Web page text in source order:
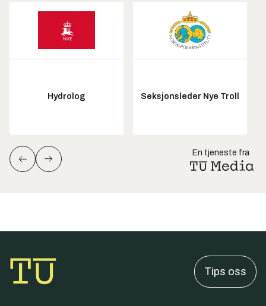
Hydrolog Seksjonsleder Nye Troll
En tjeneste fra
Tips oss